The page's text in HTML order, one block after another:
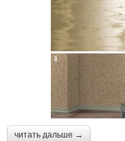
читать дальше →